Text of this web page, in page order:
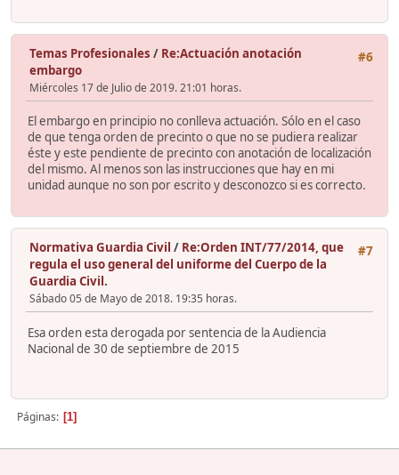
#6
Temas Profesionales / Re:Actuación anotación
embargo
Miércoles 17 de Julio de 2019. 21:01 horas.
El embargo en principio no conlleva actuación. Sólo en el caso
de que tenga orden de precinto o que no se pudiera realizar
éste y este pendiente de precinto con anotación de localización
del mismo. Al menos son las instrucciones que hay en mi
unidad aunque no son por escrito y desconozco si es correcto.
#7
Normativa Guardia Civil / Re:Orden INT/77/2014, que
regula el uso general del uniforme del Cuerpo de la
Guardia Civil.
Sábado 05 de Mayo de 2018. 19:35 horas.
Esa orden esta derogada por sentencia de la Audiencia
Nacional de 30 de septiembre de 2015
Páginas 1